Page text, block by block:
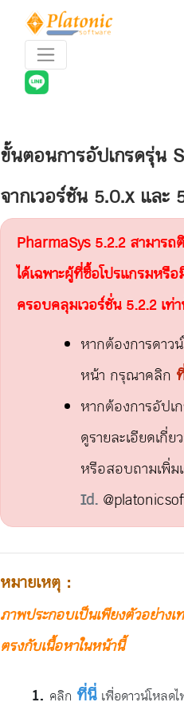
ขั้นตอนการอัปเกรดรุ่น
จากเวอร์ชัน 5.0.x และ
PharmaSys 5.2.2 สามารถ
ได้เฉพาะผู้ที่ซื้อโปรแกรมหรื
ครอบคลุมเวอร์ชั่น 5.2.2 เท่
หากต้องการดาว
หน้า กรุณาคลิก
หากต้องการอัปเ
ดูรายละเอียดเกี่
หรือสอบถามเพิ่ม
Id.
หมายเหตุ :
ภาพประกอบเป็นเพียงตัวอย่างเ
ตรงกับเนื้อหาในหน้านี้
คลิก ที่นี่เพื่อดาวน์โหลด